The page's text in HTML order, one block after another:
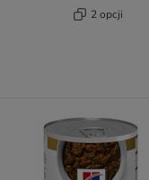
2 opcji